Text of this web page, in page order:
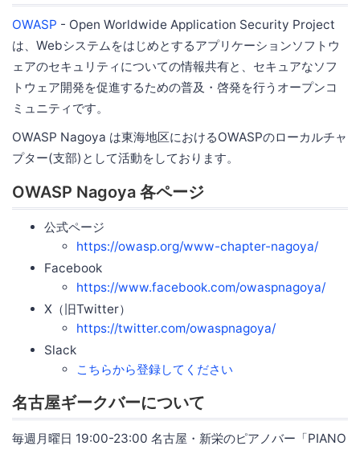
OWASP - Open Worldwide Application Security Project
は、Webシステムをはじめとするアプリケーションソフトウ
ェアのセキュリティについての情報共有と、セキュアなソフ
トウェア開発を促進するための普及・啓発を行うオープンコ
ミュニティです。
OWASP Nagoya は東海地区におけるOWASPのローカルチャ
プター(支部)として活動をしております。
OWASP Nagoya 各ページ
公式ページ
https://owasp.org/www-chapter-nagoya/
Facebook
https://www.facebook.com/owaspnagoya/
X（旧Twitter）
https://twitter.com/owaspnagoya/
Slack
こちらから登録してください
名古屋ギークバーについて
毎週月曜日 19:00-23:00 名古屋・新栄のピアノバー「PIANO